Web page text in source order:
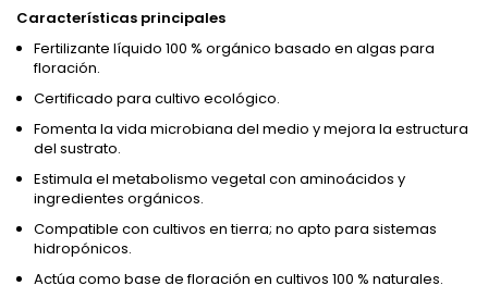
Características principales
Fertilizante líquido 100 % orgánico basado en algas para
floración.
Certificado para cultivo ecológico.
Fomenta la vida microbiana del medio y mejora la estructura
del sustrato.
Estimula el metabolismo vegetal con aminoácidos y
ingredientes orgánicos.
Compatible con cultivos en tierra; no apto para sistemas
hidropónicos.
Actúa como base de floración en cultivos 100 % naturales.